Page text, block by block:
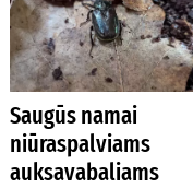
Saugūs namai
niūraspalviams
auksavabaliams